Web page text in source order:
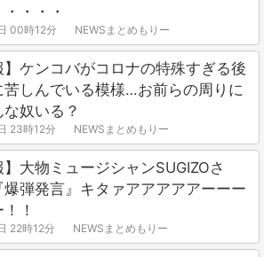
・・・
00時12分 NEWSまとめもりー
】ケンコバがコロナの特殊すぎる後
苦しんでいる模様…お前らの周りに
な奴いる？
23時12分 NEWSまとめもりー
】大物ミュージシャンSUGIZOさ
爆弾発言』キタァアアアアアーーー
！
22時12分 NEWSまとめもりー